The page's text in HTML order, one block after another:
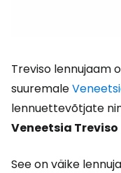
Treviso lennujaam
suuremale
lennuettevõtjate
Veneetsia Treviso
See on väike